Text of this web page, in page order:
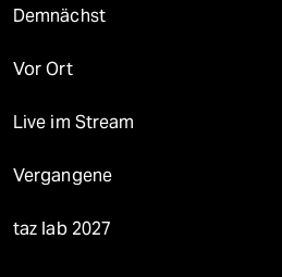
Demnächst
Vor Ort
Live im Stream
Vergangene
taz lab 2027